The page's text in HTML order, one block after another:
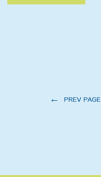
← PREV PAGE